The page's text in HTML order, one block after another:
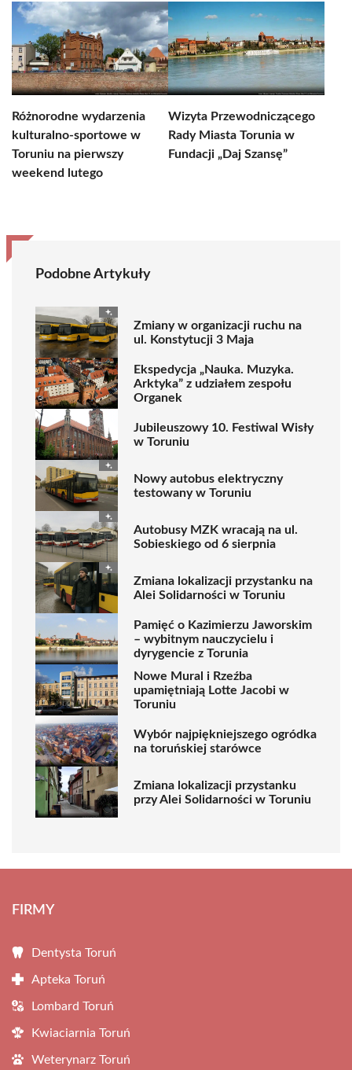
Różnorodne wydarzenia
kulturalno-sportowe w
Toruniu na pierwszy
weekend lutego
Wizyta Przewodniczącego
Rady Miasta Torunia w
Fundacji „Daj Szansę”
Podobne Artykuły
Zmiany w organizacji ruchu na
ul. Konstytucji 3 Maja
Ekspedycja „Nauka. Muzyka.
Arktyka” z udziałem zespołu
Organek
Jubileuszowy 10. Festiwal Wisły
w Toruniu
Nowy autobus elektryczny
testowany w Toruniu
Autobusy MZK wracają na ul.
Sobieskiego od 6 sierpnia
Zmiana lokalizacji przystanku na
Alei Solidarności w Toruniu
Pamięć o Kazimierzu Jaworskim
– wybitnym nauczycielu i
dyrygencie z Torunia
Nowe Mural i Rzeźba
upamiętniają Lotte Jacobi w
Toruniu
Wybór najpiękniejszego ogródka
na toruńskiej starówce
Zmiana lokalizacji przystanku
przy Alei Solidarności w Toruniu
FIRMY
Dentysta Toruń
Apteka Toruń
Lombard Toruń
Kwiaciarnia Toruń
Weterynarz Toruń